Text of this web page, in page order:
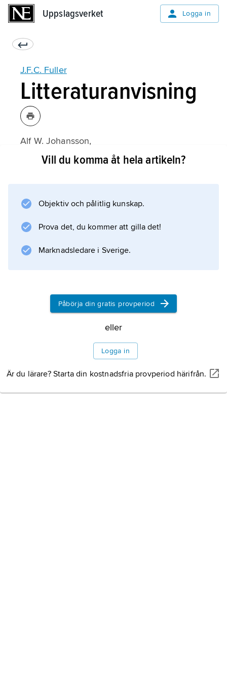
Uppslagsverket Logga in
J.F.C. Fuller
Litteraturanvisning
Alf W. Johansson,
Europas krig: Militärt tänkande, strategi och
Information om artikeln
Vill du komma åt hela artikeln?
Objektiv och pålitlig kunskap.
Prova det, du kommer att gilla det!
Marknadsledare i Sverige.
Påbörja din gratis provperiod
eller
Logga in
Är du lärare? Starta din kostnadsfria provperiod härifrån.